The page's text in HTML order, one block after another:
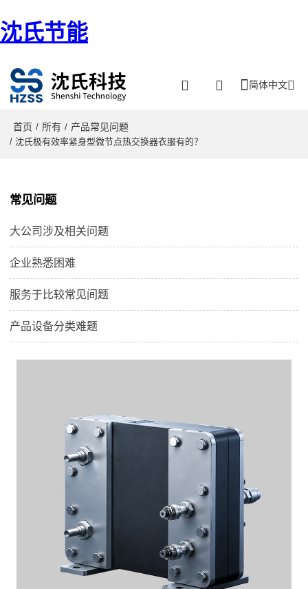
沈氏节能
简体中文
首页 / 所有 / 产品常见问题
/ 沈氏极有效率紧身型微节点热交换器衣服有的？
常见问题
大公司涉及相关问题
企业熟悉困难
服务于比较常见间题
产品设备分类难题